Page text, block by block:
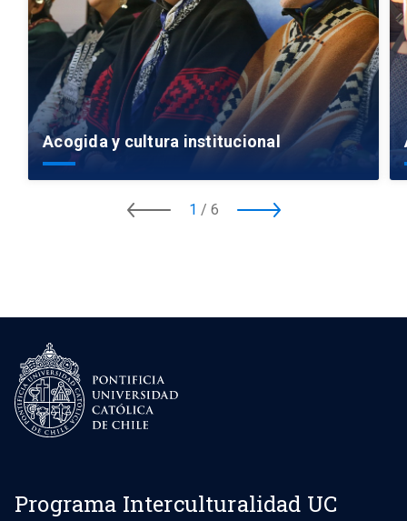
Acogida y cultura institucional
1 / 6
Programa Interculturalidad UC